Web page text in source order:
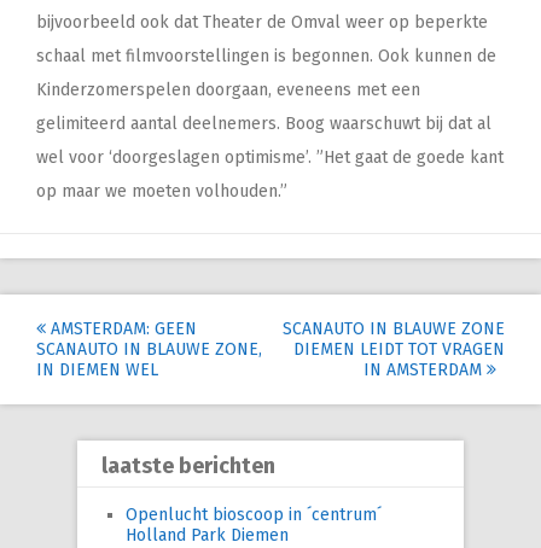
bijvoorbeeld ook dat Theater de Omval weer op beperkte
schaal met filmvoorstellingen is begonnen. Ook kunnen de
Kinderzomerspelen doorgaan, eveneens met een
gelimiteerd aantal deelnemers. Boog waarschuwt bij dat al
wel voor ‘doorgeslagen optimisme’. ”Het gaat de goede kant
op maar we moeten volhouden.”
Post
navigation
AMSTERDAM: GEEN
SCANAUTO IN BLAUWE ZONE,
IN DIEMEN WEL
SCANAUTO IN BLAUWE ZONE
DIEMEN LEIDT TOT VRAGEN
IN AMSTERDAM
laatste berichten
Openlucht bioscoop in ´centrum´
Holland Park Diemen